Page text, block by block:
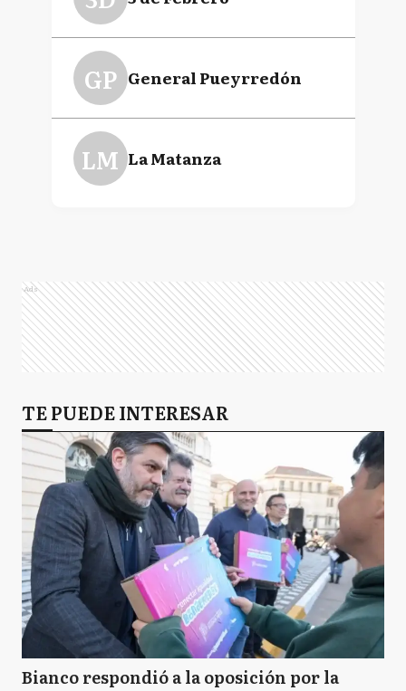
GP General Pueyrredón
LM La Matanza
Ads
TE PUEDE INTERESAR
Bianco respondió a la oposición por la